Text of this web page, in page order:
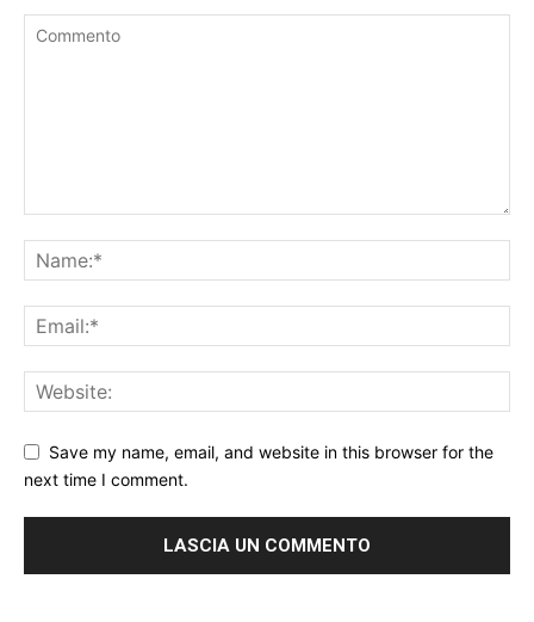
Save my name, email, and website in this browser for the
next time I comment.